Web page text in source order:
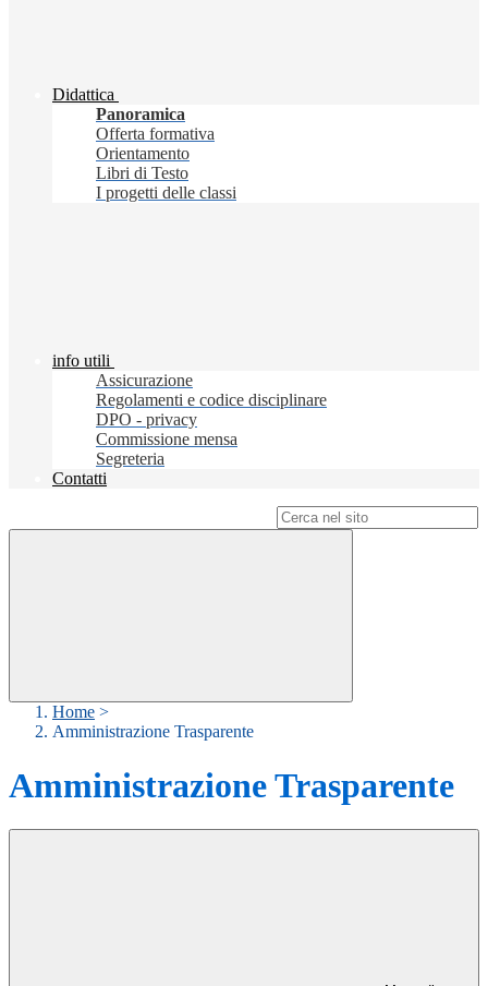
Didattica
Panoramica
Offerta formativa
Orientamento
Libri di Testo
I progetti delle classi
info utili
Assicurazione
Regolamenti e codice disciplinare
DPO - privacy
Commissione mensa
Segreteria
Contatti
Home >
Amministrazione Trasparente
Amministrazione Trasparente